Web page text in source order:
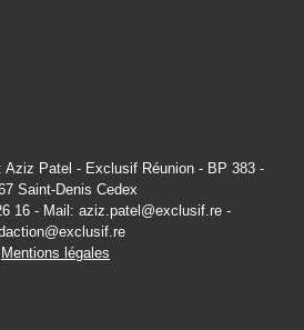
Aziz Patel - Exclusif Réunion - BP 383 -
Saint-Denis Cedex
16 - Mail: aziz.patel@exclusif.re -
Mentions légales